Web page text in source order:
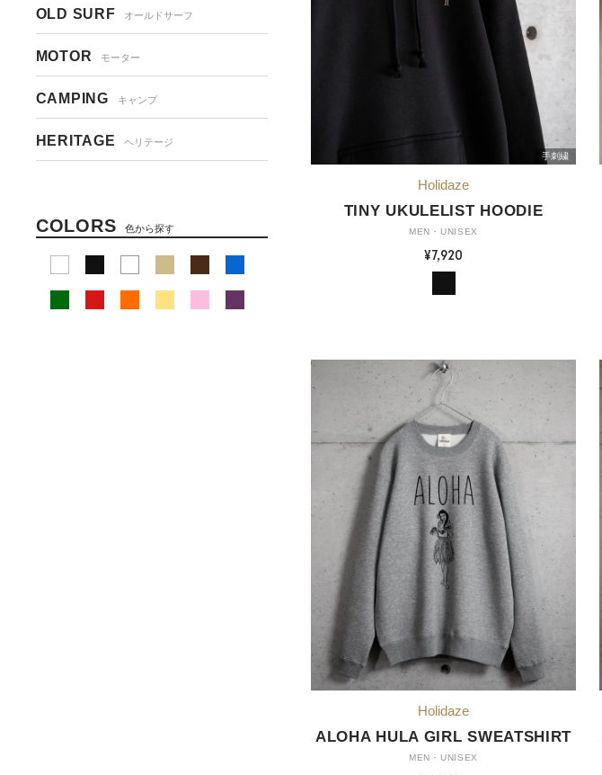
手刺繍
TINY UKULELIST HOODIE
MEN・UNISEX
¥7,920
ALOHA HULA GIRL SWEATSHIRT
MEN・UNISEX
OLD SURF オールドサーフ
MOTOR モーター
CAMPING キャンプ
HERITAGE ヘリテージ
COLORS 色から探す